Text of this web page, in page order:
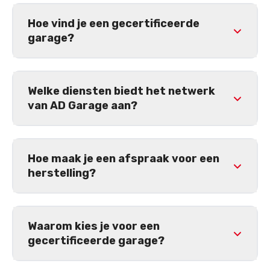
Hoe vind je een gecertificeerde
garage?
Welke diensten biedt het netwerk
van AD Garage aan?
Hoe maak je een afspraak voor een
herstelling?
Waarom kies je voor een
gecertificeerde garage?